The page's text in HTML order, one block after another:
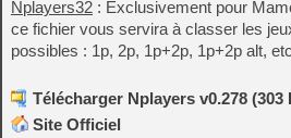
Nplayers32 : Exclusivement pour
ce fichier vous servira à classer les
possibles : 1p, 2p, 1p+2p, 1p+2p alt,
Télécharger Nplayers v0.278 (303
Site Officiel